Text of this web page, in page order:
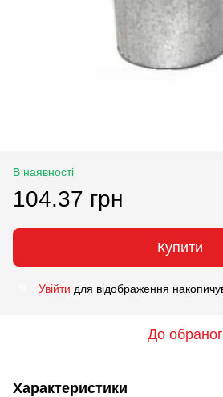
В наявності
104.37 грн
Купити
Увійти для відображення
До
Характеристики